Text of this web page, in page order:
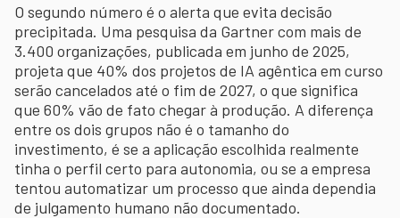
O segundo número é o alerta que evita decisão
precipitada. Uma pesquisa da Gartner com mais de
3.400 organizações, publicada em junho de 2025,
projeta que 40% dos projetos de IA agêntica em curso
serão cancelados até o fim de 2027, o que significa
que 60% vão de fato chegar à produção. A diferença
entre os dois grupos não é o tamanho do
investimento, é se a aplicação escolhida realmente
tinha o perfil certo para autonomia, ou se a empresa
tentou automatizar um processo que ainda dependia
de julgamento humano não documentado.